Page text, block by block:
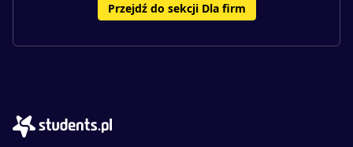
Przejdź do sekcji Dla firm